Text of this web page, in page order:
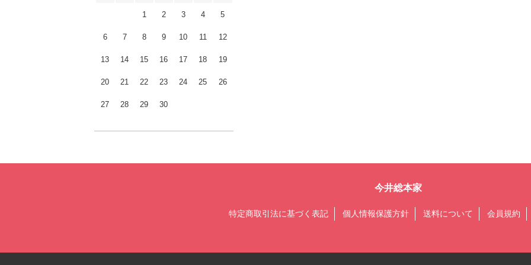
1 2 3 4 5
6 7 8 9 10 11 12
13 14 15 16 17 18 19
20 21 22 23 24 25 26
27 28 29 30
今井総本家
特定商取引法に基づく表記 個人情報保護方針 送料について 会員規約